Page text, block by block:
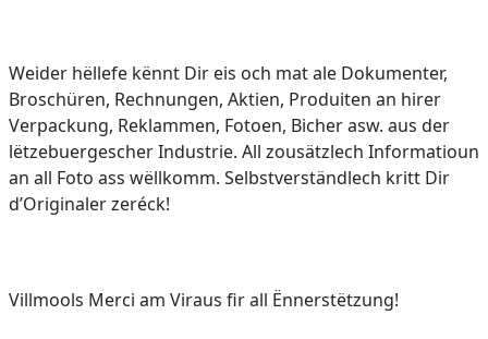
Weider hëllefe kënnt Dir eis och mat ale Dokumenter,
Broschüren, Rechnungen, Aktien, Produiten an hirer
Verpackung, Reklammen, Fotoen, Bicher asw. aus der
lëtzebuergescher Industrie. All zousätzlech Informatioun
an all Foto ass wëllkomm. Selbstverständlech kritt Dir
d’Originaler zeréck!
Villmools Merci am Viraus fir all Ënnerstëtzung!